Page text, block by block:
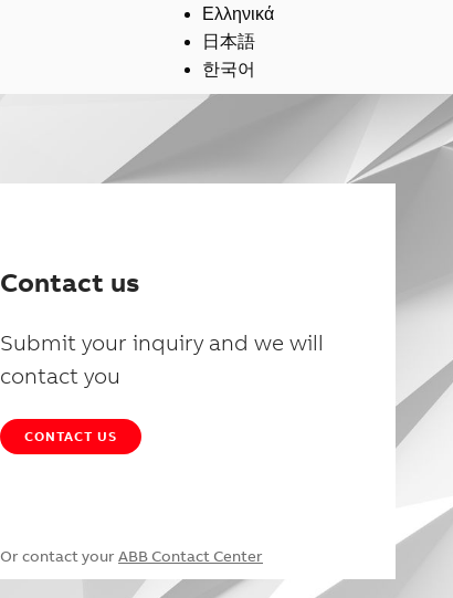
Ελληνικά
日本語
한국어
Contact us
Submit your inquiry and we will
contact you
CONTACT US
Or contact your ABB Contact Center